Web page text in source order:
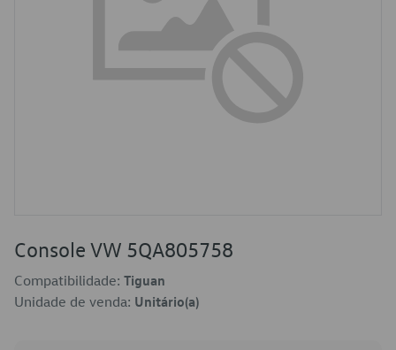
Console VW 5QA805758
Compatibilidade: Tiguan
Unidade de venda: Unitário(a)